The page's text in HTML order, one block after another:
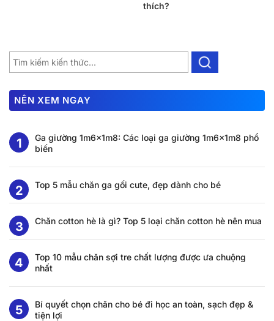
thích?
NÊN XEM NGAY
Ga giường 1m6x1m8: Các loại ga giường 1m6x1m8 phổ
biến
Top 5 mẫu chăn ga gối cute, đẹp dành cho bé
Chăn cotton hè là gì? Top 5 loại chăn cotton hè nên mua
Top 10 mẫu chăn sợi tre chất lượng được ưa chuộng
nhất
Bí quyết chọn chăn cho bé đi học an toàn, sạch đẹp &
tiện lợi